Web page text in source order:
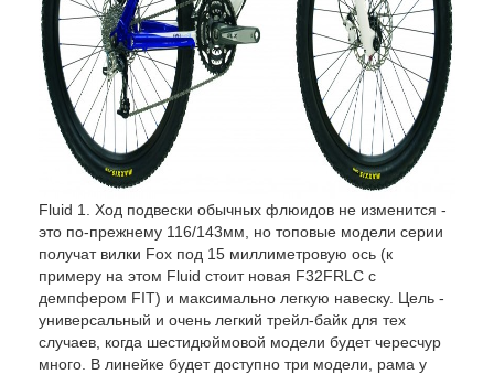
Fluid 1. Ход подвески обычных флюидов не изменится -
это по-прежнему 116/143мм, но топовые модели серии
получат вилки Fox под 15 миллиметровую ось (к
примеру на этом Fluid стоит новая F32FRLC с
демпфером FIT) и максимально легкую навеску. Цель -
универсальный и очень легкий трейл-байк для тех
случаев, когда шестидюймовой модели будет чересчур
много. В линейке будет доступно три модели, рама у